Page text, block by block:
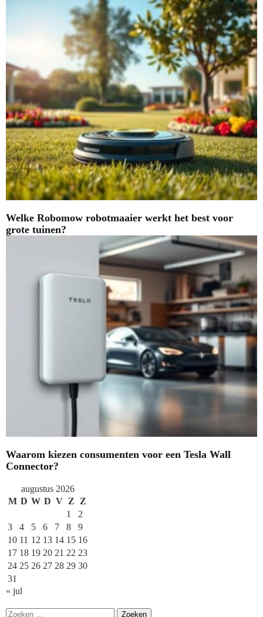
Welke Robomow robotmaaier werkt het best voor
grote tuinen?
Waarom kiezen consumenten voor een Tesla Wall
Connector?
augustus 2026
M D W D V Z
Z
1
2
3
4 5 6 7 8
9
10 11 12 13 14 15 16
17 18 19 20 21 22 23
24 25 26 27 28 29 30
31
« jul